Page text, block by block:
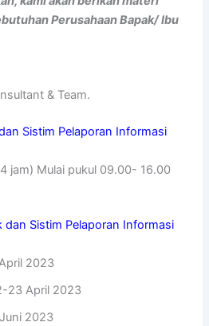
Perusahaan Bapak/ Ibu
& Team.
Sistim Pelaporan Informasi
jam) Mulai pukul 09.00- 16.00
dan Sistim Pelaporan Informasi
2023
23 April 2023
2023